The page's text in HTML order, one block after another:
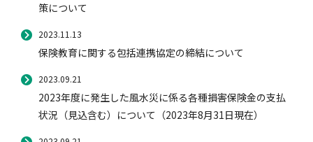
策について
2023.11.13
保険教育に関する包括連携協定の締結について
2023.09.21
2023年度に発生した風水災に係る各種損害保険金の支払
状況（見込含む）について（2023年8月31日現在）